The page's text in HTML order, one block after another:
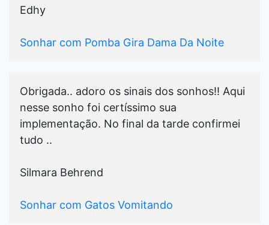
Edhy
Sonhar com Pomba Gira Dama Da Noite
Obrigada.. adoro os sinais dos sonhos!! Aqui
nesse sonho foi certíssimo sua
implementação. No final da tarde confirmei
tudo ..
Silmara Behrend
Sonhar com Gatos Vomitando